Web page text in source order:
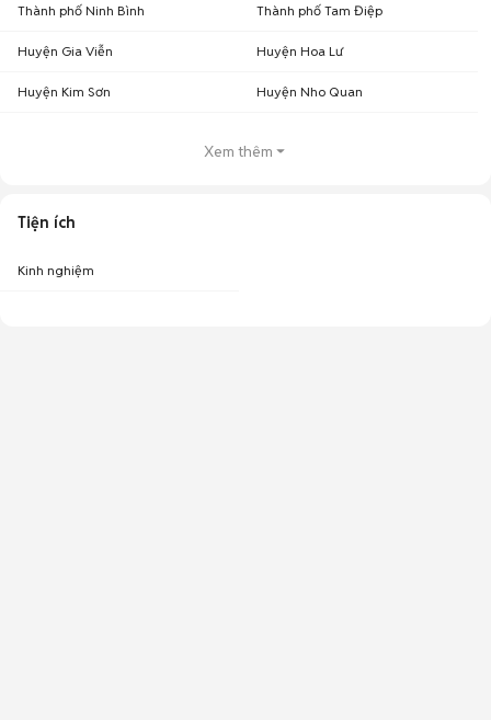
Thành phố Ninh Bình Thành phố Tam Điệp
Huyện Gia Viễn Huyện Hoa Lư
Huyện Kim Sơn Huyện Nho Quan
Xem thêm
Tiện ích
Kinh nghiệm